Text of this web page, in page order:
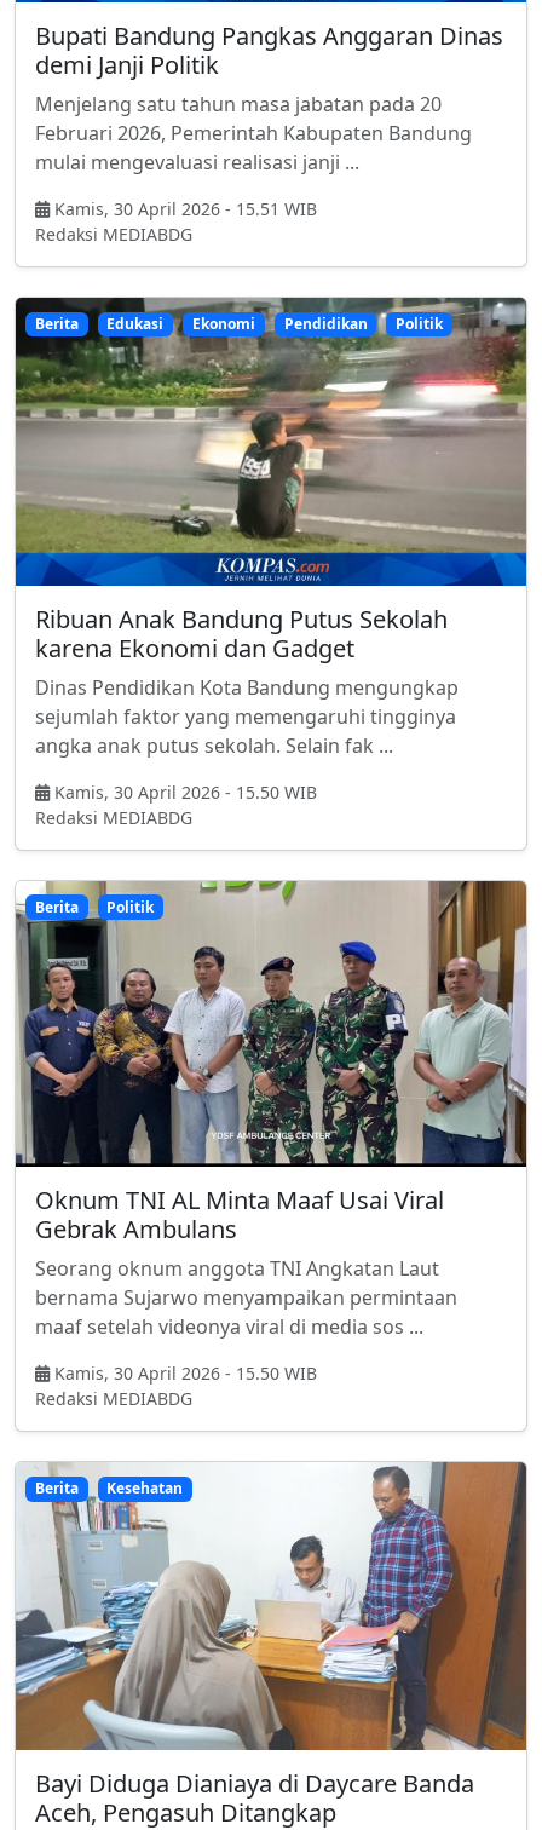
Bupati Bandung Pangkas Anggaran Dinas
demi Janji Politik
Menjelang satu tahun masa jabatan pada 20
Februari 2026, Pemerintah Kabupaten Bandung
mulai mengevaluasi realisasi janji ...
Kamis, 30 April 2026 - 15.51 WIB
Redaksi MEDIABDG
Berita Edukasi Ekonomi Pendidikan Politik
Ribuan Anak Bandung Putus Sekolah
karena Ekonomi dan Gadget
Dinas Pendidikan Kota Bandung mengungkap
sejumlah faktor yang memengaruhi tingginya
angka anak putus sekolah. Selain fak ...
Kamis, 30 April 2026 - 15.50 WIB
Redaksi MEDIABDG
Berita Politik
Oknum TNI AL Minta Maaf Usai Viral
Gebrak Ambulans
Seorang oknum anggota TNI Angkatan Laut
bernama Sujarwo menyampaikan permintaan
maaf setelah videonya viral di media sos ...
Kamis, 30 April 2026 - 15.50 WIB
Redaksi MEDIABDG
Berita Kesehatan
Bayi Diduga Dianiaya di Daycare Banda
Aceh, Pengasuh Ditangkap